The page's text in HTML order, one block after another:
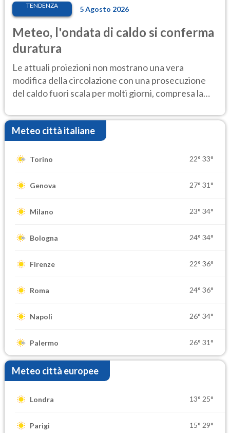
TENDENZA 5 Agosto 2026
Meteo, l'ondata di caldo si conferma
duratura
Le attuali proiezioni non mostrano una vera
modifica della circolazione con una prosecuzione
del caldo fuori scala per molti giorni, compresa la
Meteo città italiane
Torino 22° 33°
Genova 27° 31°
Milano 23° 34°
Bologna 24° 34°
Firenze 22° 36°
Roma 24° 36°
Napoli 26° 34°
Palermo 26° 31°
Meteo città europee
Londra 13° 25°
Parigi 15° 29°